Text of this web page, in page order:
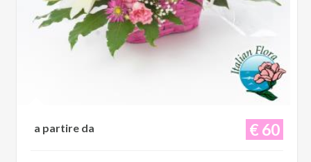
€ 60
a partire da